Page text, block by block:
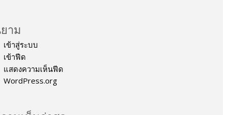
าม
เข้าสู่ระบบ
เข้าฟีด
แสดงความเห็นฟีด
WordPress.org